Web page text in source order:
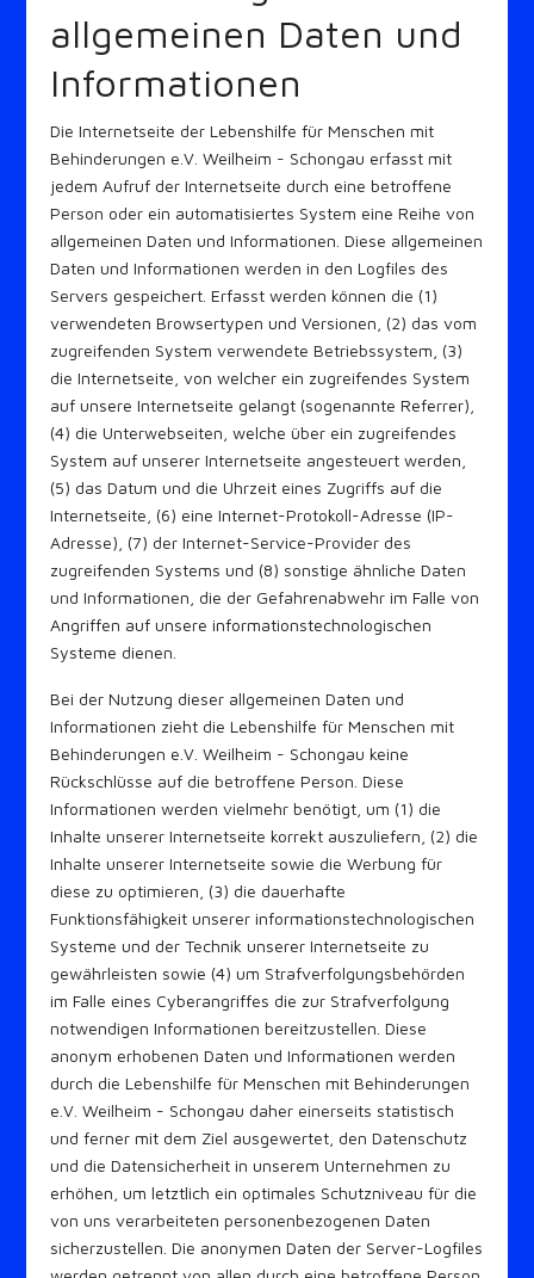
allgemeinen Daten und
Informationen
Die Internetseite der Lebenshilfe für Menschen mit
Behinderungen e.V. Weilheim - Schongau erfasst mit
jedem Aufruf der Internetseite durch eine betroffene
Person oder ein automatisiertes System eine Reihe von
allgemeinen Daten und Informationen. Diese allgemeinen
Daten und Informationen werden in den Logfiles des
Servers gespeichert. Erfasst werden können die (1)
verwendeten Browsertypen und Versionen, (2) das vom
zugreifenden System verwendete Betriebssystem, (3)
die Internetseite, von welcher ein zugreifendes System
auf unsere Internetseite gelangt (sogenannte Referrer),
(4) die Unterwebseiten, welche über ein zugreifendes
System auf unserer Internetseite angesteuert werden,
(5) das Datum und die Uhrzeit eines Zugriffs auf die
Internetseite, (6) eine Internet-Protokoll-Adresse (IP-
Adresse), (7) der Internet-Service-Provider des
zugreifenden Systems und (8) sonstige ähnliche Daten
und Informationen, die der Gefahrenabwehr im Falle von
Angriffen auf unsere informationstechnologischen
Systeme dienen.
Bei der Nutzung dieser allgemeinen Daten und
Informationen zieht die Lebenshilfe für Menschen mit
Behinderungen e.V. Weilheim - Schongau keine
Rückschlüsse auf die betroffene Person. Diese
Informationen werden vielmehr benötigt, um (1) die
Inhalte unserer Internetseite korrekt auszuliefern, (2) die
Inhalte unserer Internetseite sowie die Werbung für
diese zu optimieren, (3) die dauerhafte
Funktionsfähigkeit unserer informationstechnologischen
Systeme und der Technik unserer Internetseite zu
gewährleisten sowie (4) um Strafverfolgungsbehörden
im Falle eines Cyberangriffes die zur Strafverfolgung
notwendigen Informationen bereitzustellen. Diese
anonym erhobenen Daten und Informationen werden
durch die Lebenshilfe für Menschen mit Behinderungen
e.V. Weilheim - Schongau daher einerseits statistisch
und ferner mit dem Ziel ausgewertet, den Datenschutz
und die Datensicherheit in unserem Unternehmen zu
erhöhen, um letztlich ein optimales Schutzniveau für die
von uns verarbeiteten personenbezogenen Daten
sicherzustellen. Die anonymen Daten der Server-Logfiles